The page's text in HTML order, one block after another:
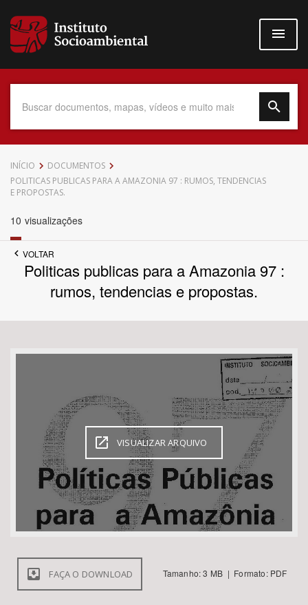
para
conteúdo
Data do Documento
Área de Levantamento
Área Protegida
BUSCAR
INÍCIO
DOCUMENTOS
POLITICAS PUBLICAS PARA A AMAZONIA 97 : RUMOS, TENDENCIAS
E PROPOSTAS.
10 visualizações
VOLTAR
Politicas publicas para a Amazonia 97 :
rumos, tendencias e propostas.
VISUALIZAR ARQUIVO
FAÇA O DOWNLOAD Tamanho: 3 MB | Formato: PDF